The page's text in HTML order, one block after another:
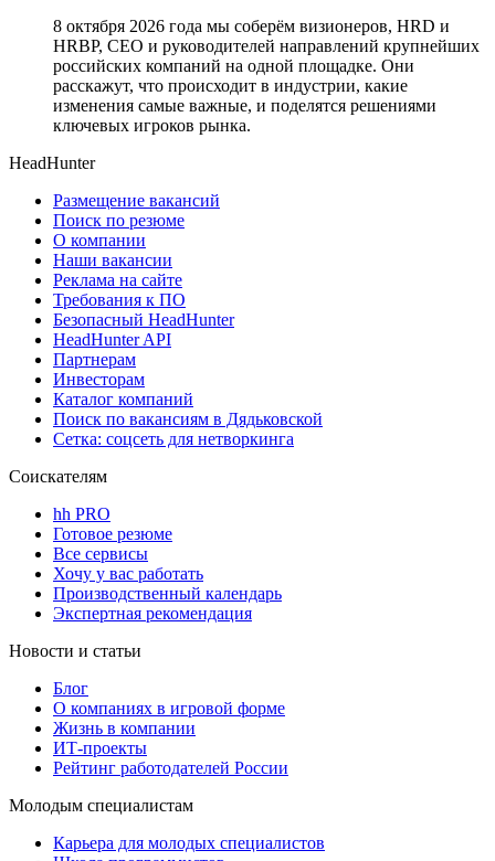
8 октября 2026 года мы соберём визионеров, HRD и
HRBP, СЕО и руководителей направлений крупнейших
российских компаний на одной площадке. Они
расскажут, что происходит в индустрии, какие
изменения самые важные, и поделятся решениями
ключевых игроков рынка.
HeadHunter
Размещение вакансий
Поиск по резюме
О компании
Наши вакансии
Реклама на сайте
Требования к ПО
Безопасный HeadHunter
HeadHunter API
Партнерам
Инвесторам
Каталог компаний
Поиск по вакансиям в Дядьковской
Сетка: соцсеть для нетворкинга
Соискателям
hh PRO
Готовое резюме
Все сервисы
Хочу у вас работать
Производственный календарь
Экспертная рекомендация
Новости и статьи
Блог
О компаниях в игровой форме
Жизнь в компании
ИТ-проекты
Рейтинг работодателей России
Молодым специалистам
Карьера для молодых специалистов